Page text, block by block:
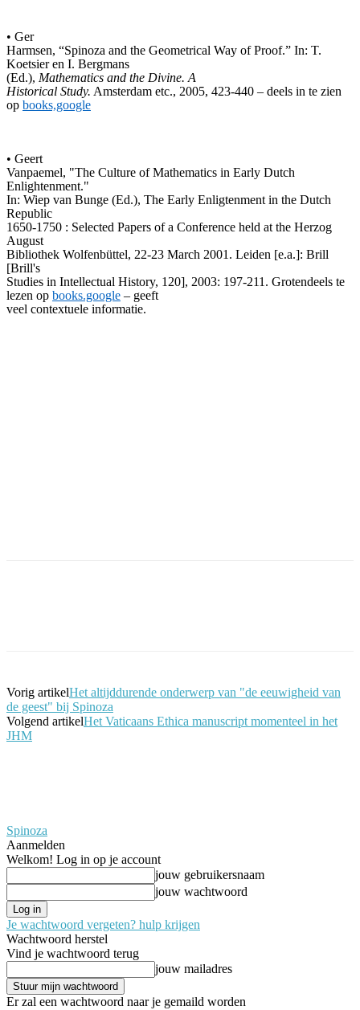
• Ger
Harmsen, “Spinoza and the Geometrical Way of Proof.” In: T.
Koetsier en I. Bergmans
(Ed.), Mathematics and the Divine. A
Historical Study. Amsterdam etc., 2005, 423-440 – deels in te zien
op books,google
• Geert
Vanpaemel, "The Culture of Mathematics in Early Dutch
Enlightenment."
In: Wiep van Bunge (Ed.), The Early Enligtenment in the Dutch
Republic
1650-1750 : Selected Papers of a Conference held at the Herzog
August
Bibliothek Wolfenbüttel, 22-23 March 2001. Leiden [e.a.]: Brill
[Brill's
Studies in Intellectual History, 120], 2003: 197-211. Grotendeels te
lezen op books.google – geeft
veel contextuele informatie.
Vorig artikelHet altijddurende onderwerp van "de eeuwigheid van
de geest" bij Spinoza
Volgend artikelHet Vaticaans Ethica manuscript momenteel in het
JHM
Spinoza
Aanmelden
Welkom! Log in op je account
jouw gebruikersnaam
jouw wachtwoord
Je wachtwoord vergeten? hulp krijgen
Wachtwoord herstel
Vind je wachtwoord terug
jouw mailadres
Er zal een wachtwoord naar je gemaild worden